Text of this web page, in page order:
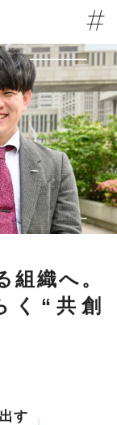
組織へ。
く“共創
す